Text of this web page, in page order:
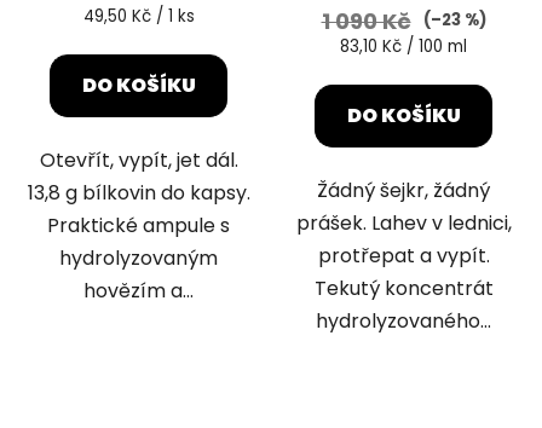
je
z
Měrná
49,50 Kč / 1 ks
DO KOŠÍKU
Otevřít, vypít, jet dál.
13,8 g bílkovin do kapsy.
Praktické ampule s
hydrolyzovaným
hovězím a...
1 090 Kč
(–23 %)
Měrná
83,10 Kč / 100 ml
DO KOŠÍKU
Žádný šejkr, žádný
prášek. Lahev v lednici,
protřepat a vypít.
Tekutý koncentrát
hydrolyzovaného...